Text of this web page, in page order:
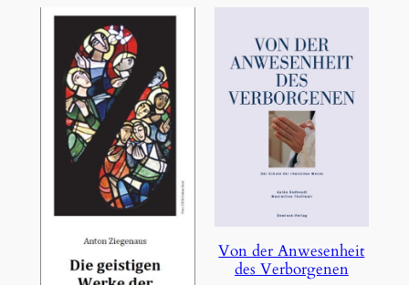
Von der Anwesenheit
des Verborgenen